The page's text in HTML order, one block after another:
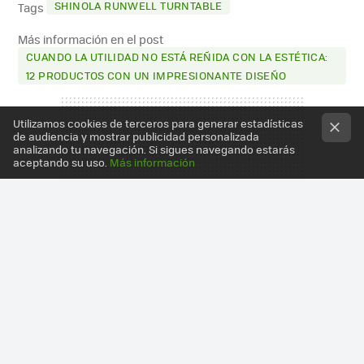
Tags SHINOLA RUNWELL TURNTABLE
Más información en el post
CUANDO LA UTILIDAD NO ESTÁ REÑIDA CON LA ESTÉTICA:
12 PRODUCTOS CON UN IMPRESIONANTE DISEÑO
Utilizamos cookies de terceros para generar estadísticas
de audiencia y mostrar publicidad personalizada
analizando tu navegación. Si sigues navegando estarás
aceptando su uso. Más información